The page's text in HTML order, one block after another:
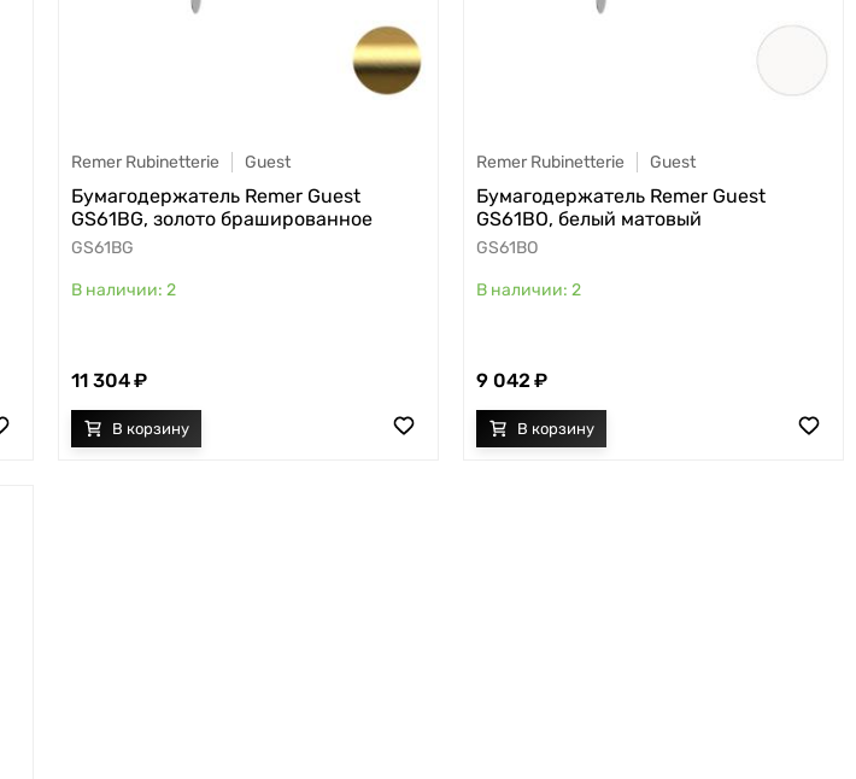
Remer Rubinetterie Guest
Бумагодержатель Remer Guest
GS61BG, золото брашированное
GS61BG
2
11 304
Remer Rubinetterie Guest
Бумагодержатель Remer Guest
GS61BO, белый матовый
GS61BO
2
9 042